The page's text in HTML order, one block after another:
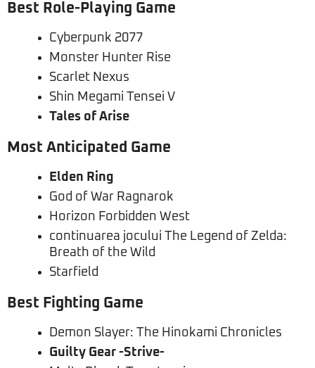
Best Role-Playing Game
Cyberpunk 2077
Monster Hunter Rise
Scarlet Nexus
Shin Megami Tensei V
Tales of Arise
Most Anticipated Game
Elden Ring
God of War Ragnarok
Horizon Forbidden West
continuarea jocului The Legend of Zelda:
Breath of the Wild
Starfield
Best Fighting Game
Demon Slayer: The Hinokami Chronicles
Guilty Gear -Strive-